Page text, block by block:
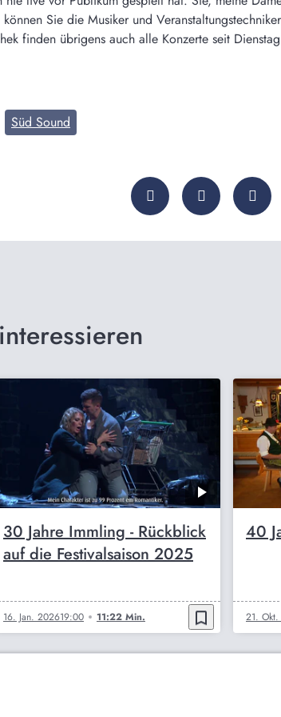
Sie die Musiker und
finden übrigens auch alle Konzerte seit
Süd Sound
30 Jahre Immling - Rückblick
auf die Festivalsaison 2025
16. Jan. 202619:00 11:22 Min. bookmark_border
40
21.